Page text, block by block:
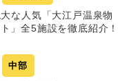
な人気「大江戸温泉物
」全5施設を徹底紹介！
中部